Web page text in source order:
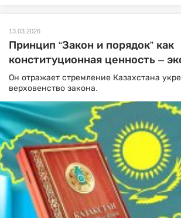
13.03.2026
Принцип “Закон и порядок” как
конституционная ценность –
Он отражает стремление Казахстана
верховенство закона.